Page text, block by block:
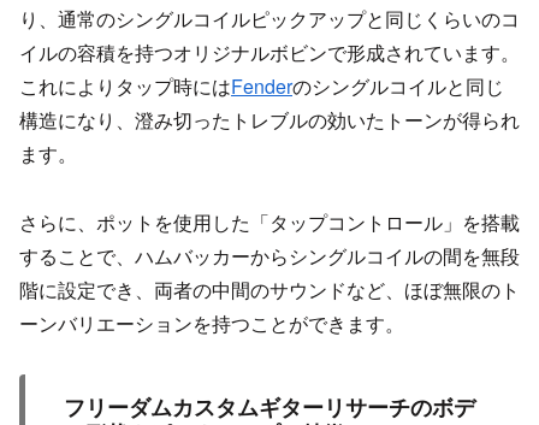
り、通常のシングルコイルピックアップと同じくらいのコ
イルの容積を持つオリジナルボビンで形成されています。
これによりタップ時にはFenderのシングルコイルと同じ
構造になり、澄み切ったトレブルの効いたトーンが得られ
ます。
さらに、ポットを使用した「タップコントロール」を搭載
することで、ハムバッカーからシングルコイルの間を無段
階に設定でき、両者の中間のサウンドなど、ほぼ無限のト
ーンバリエーションを持つことができます。
フリーダムカスタムギターリサーチのボデ